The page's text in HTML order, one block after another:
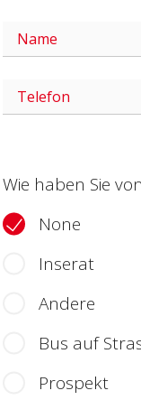
Wie haben Sie
None
Inserat
Andere
Bus auf
Prospekt